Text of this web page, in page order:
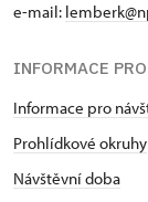
e-mail:
INFORMACE
Informace pro
Prohlídkové okruhy
Návštěvní doba